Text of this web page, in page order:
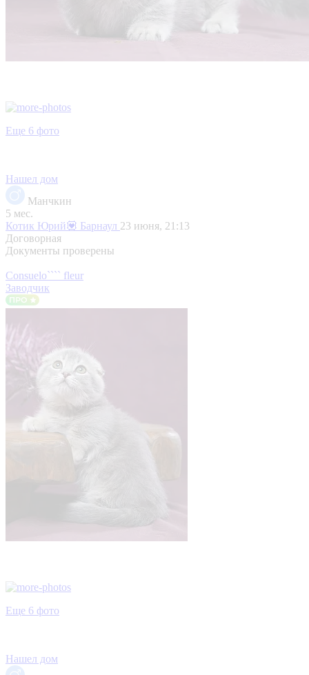
Еще 6 фото
Нашел дом
Манчкин
5 мес.
Котик Юрий💟 Барнаул 23 июня, 21:13
Договорная
Документы проверены
Consuelo```` fleur
Заводчик
Еще 6 фото
Нашел дом